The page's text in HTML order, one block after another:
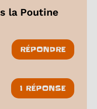
la Poutine
RÉPONDRE
1 RÉPONSE